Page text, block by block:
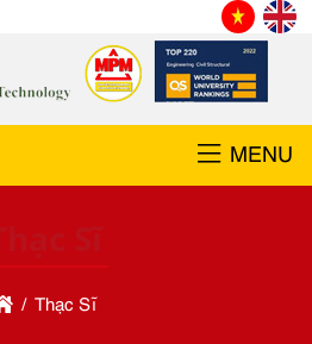
MENU
Thạc Sĩ